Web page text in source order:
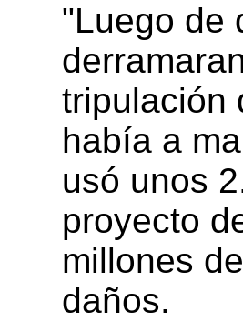
"Luego de
tripulación
había a
usó unos
proyecto
millones
daños.